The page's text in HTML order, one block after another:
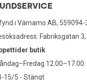
i Värnamo AB, 559094-
Fabriksgatan
butik
12.00–17.00
15/5 - Stängt